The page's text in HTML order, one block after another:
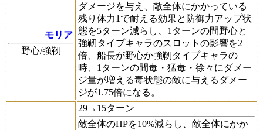
モリア
野心/強靭
ダメージを与え、敵全体にかかっている
残り体力1で耐える効果と防御力アップ状
態を5ターン減らし、1ターンの間野心と
強靭タイプキャラのスロットの影響を2
倍、船長が野心か強靭タイプキャラの
時、1ターンの間毒・猛毒・徐々にダメー
ジ量が増える毒状態の敵に与えるダメー
ジが1.75倍になる。
29→15ターン
敵全体のHPを10%減らし、敵全体にかか